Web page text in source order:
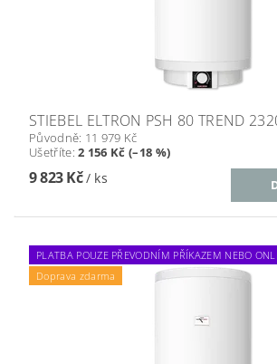
STIEBEL ELTRON PSH 80 TREND
Původně: 11 979 Kč
Ušetříte:2 156 Kč (–18 %)
9 823 Kč/ ks
PLATBA POUZE PŘEVODNÍM PŘÍKAZEM NEBO
Doprava zdarma